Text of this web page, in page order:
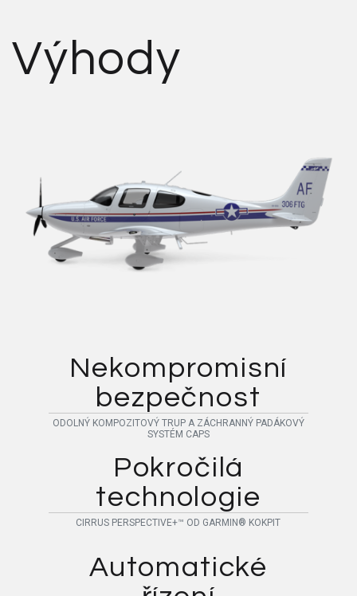
Výhody
Nekompromisní
bezpečnost
ODOLNÝ KOMPOZITOVÝ TRUP A ZÁCHRANNÝ PADÁKOVÝ
SYSTÉM CAPS
Pokročilá
technologie
CIRRUS PERSPECTIVE+™ OD GARMIN® KOKPIT
Automatické